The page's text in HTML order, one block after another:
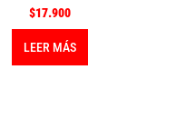
$17.900
LEER MÁS